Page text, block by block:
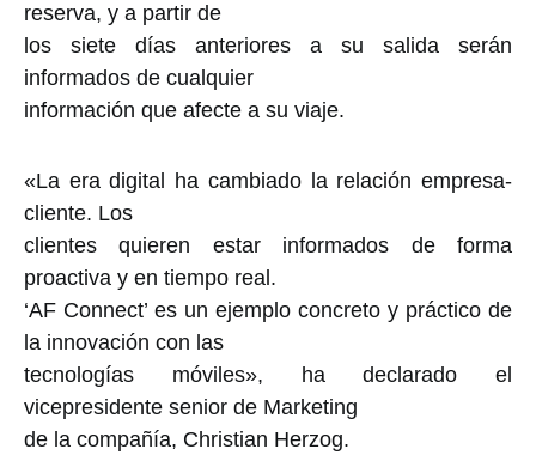
reserva, y a partir de
los siete días anteriores a su salida serán
informados de cualquier
información que afecte a su viaje.
«La era digital ha cambiado la relación empresa-
cliente. Los
clientes quieren estar informados de forma
proactiva y en tiempo real.
‘AF Connect’ es un ejemplo concreto y práctico de
la innovación con las
tecnologías móviles», ha declarado el
vicepresidente senior de Marketing
de la compañía, Christian Herzog.